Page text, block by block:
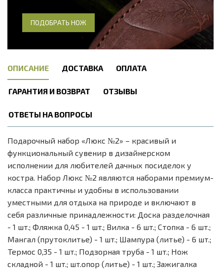
ПОДОБРАТЬ НОЖ
ОПИСАНИЕ ДОСТАВКА ОПЛАТА
ГАРАНТИЯ И ВОЗВРАТ ОТЗЫВЫ
ОТВЕТЫ НА ВОПРОСЫ
Подарочный набор «Люкс №2» – красивый и
функциональный сувенир в дизайнерском
исполнении для любителей дачных посиделок у
костра. Набор Люкс №2 являются наборами премиум-
класса практичны и удобны в использовании
уместными для отдыха на природе и включают в
себя различные принадлежности: Доска разделочная
- 1 шт.; Фляжка 0,45 - 1 шт.; Вилка - 6 шт.; Стопка - 6 шт.;
Мангал (прутоклитье) - 1 шт.; Шампура (литье) - 6 шт.;
Термос 0,35 - 1 шт.; Подзорная труба - 1 шт.; Нож
складной - 1 шт.; шт.опор (литье) - 1 шт.; Зажигалка